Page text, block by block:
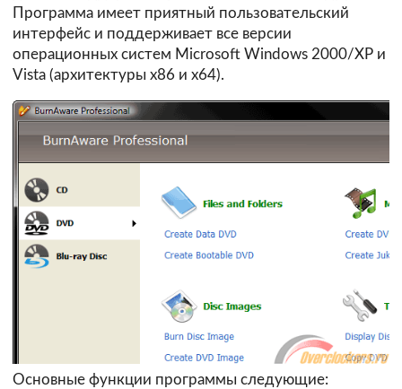
Программа имеет приятный пользовательский
интерфейс и поддерживает все версии
операционных систем Microsoft Windows 2000/XP и
Vista (архитектуры х86 и х64).
Основные функции программы следующие: